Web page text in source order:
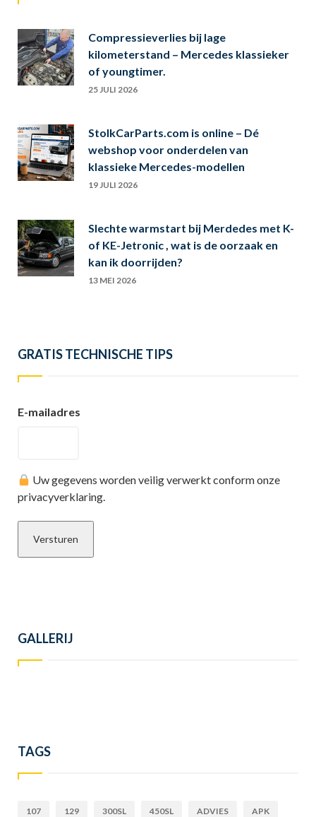
Compressieverlies bij lage
kilometerstand – Mercedes klassieker
of youngtimer.
25 JULI 2026
StolkCarParts.com is online – Dé
webshop voor onderdelen van
klassieke Mercedes-modellen
19 JULI 2026
Slechte warmstart bij Merdedes met K-
of KE-Jetronic , wat is de oorzaak en
kan ik doorrijden?
13 MEI 2026
GRATIS TECHNISCHE TIPS
E-mailadres
Uw gegevens worden veilig verwerkt conform onze
privacyverklaring.
GALLERIJ
TAGS
107 129 300SL 450SL ADVIES APK